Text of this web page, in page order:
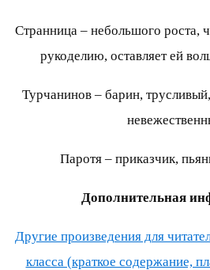
Странница – небольшого роста,
рукоделию, оставляет ей
Турчанинов – барин,
Паротя – приказчик,
Дополнительная
Другие произведения для
класса (краткое содержание,